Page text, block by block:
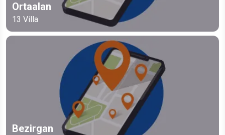
Ortaalan
13 Villa
Bezirgan